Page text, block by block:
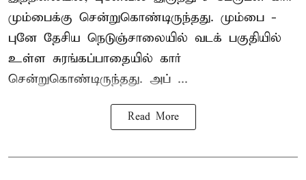
மும்பைக்கு சென்றுகொண்டிருந்தது. மும்பை -
புனே தேசிய நெடுஞ்சாலையில் வடக் பகுதியில்
உள்ள சுரங்கப்பாதையில் கார்
சென்றுகொண்டிருந்தது. அப் ...
Read More